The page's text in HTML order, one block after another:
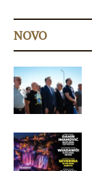
NOVO